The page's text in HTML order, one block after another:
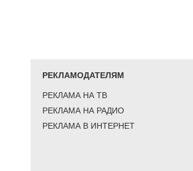
РЕКЛАМОДАТЕЛЯМ
РЕКЛАМА НА ТВ
РЕКЛАМА НА РАДИО
РЕКЛАМА В ИНТЕРНЕТ